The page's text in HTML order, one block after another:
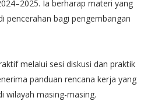
Ia berharap materi yang
pencerahan bagi pengembangan
melalui sesi diskusi dan praktik
panduan rencana kerja yang
wilayah masing-masing.